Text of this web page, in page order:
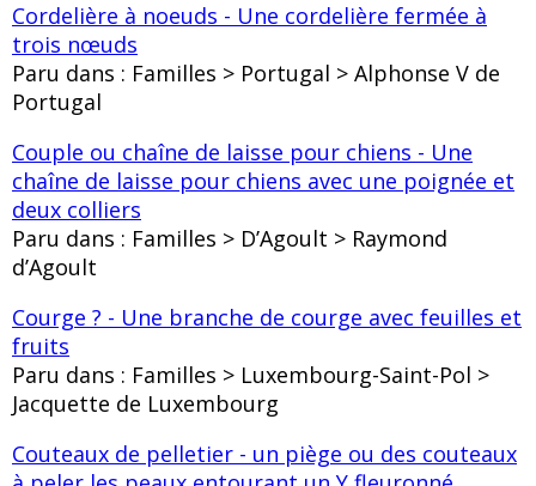
Cordelière à noeuds - Une cordelière fermée à
trois nœuds
Paru dans : Familles > Portugal > Alphonse V de
Portugal
Couple ou chaîne de laisse pour chiens - Une
chaîne de laisse pour chiens avec une poignée et
deux colliers
Paru dans : Familles > D’Agoult > Raymond
d’Agoult
Courge ? - Une branche de courge avec feuilles et
fruits
Paru dans : Familles > Luxembourg-Saint-Pol >
Jacquette de Luxembourg
Couteaux de pelletier - un piège ou des couteaux